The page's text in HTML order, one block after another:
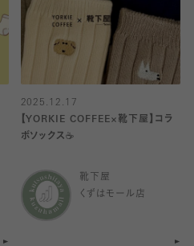
2025.12.17
【YORKIE COFFEE×靴下屋】コラ
ボソックス☕️
靴下屋
くずはモール店